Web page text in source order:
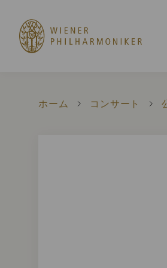
ホーム コンサート